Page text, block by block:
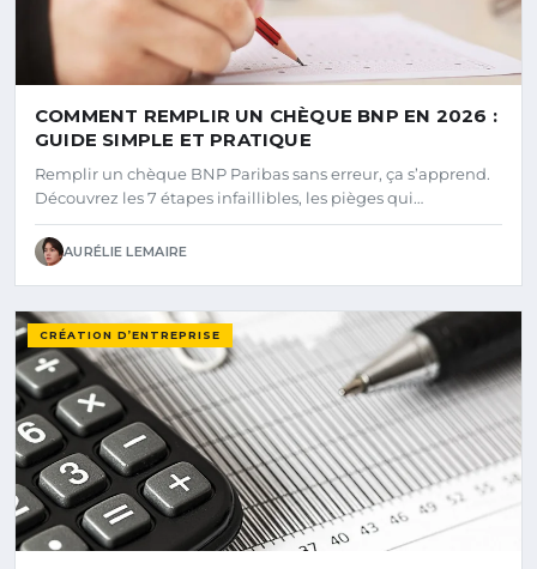
COMMENT REMPLIR UN CHÈQUE BNP EN 2026 :
GUIDE SIMPLE ET PRATIQUE
Remplir un chèque BNP Paribas sans erreur, ça s’apprend.
Découvrez les 7 étapes infaillibles, les pièges qui…
AURÉLIE LEMAIRE
CRÉATION D’ENTREPRISE